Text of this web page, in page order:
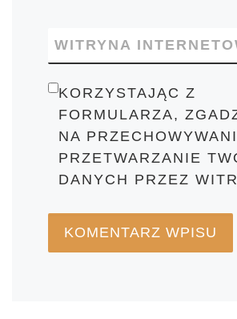
WITRYNA
KORZYSTAJĄC Z
FORMULARZA,
NA
PRZETWARZANIE
DANYCH PRZEZ